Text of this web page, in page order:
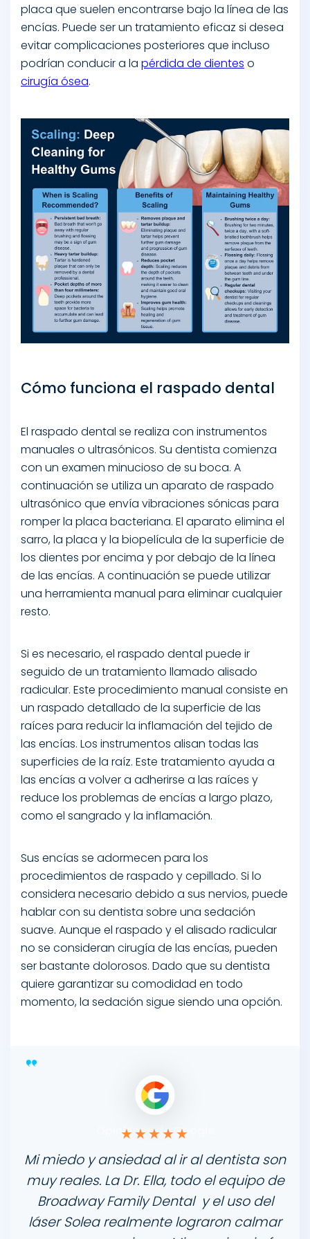
placa que suelen encontrarse bajo la línea de las
encías. Puede ser un tratamiento eficaz si desea
evitar complicaciones posteriores que incluso
podrían conducir a la pérdida de dientes o
cirugía ósea.
Cómo funciona el raspado dental
El raspado dental se realiza con instrumentos
manuales o ultrasónicos. Su dentista comienza
con un examen minucioso de su boca. A
continuación se utiliza un aparato de raspado
ultrasónico que envía vibraciones sónicas para
romper la placa bacteriana. El aparato elimina el
sarro, la placa y la biopelícula de la superficie de
los dientes por encima y por debajo de la línea
de las encías. A continuación se puede utilizar
una herramienta manual para eliminar cualquier
resto.
Si es necesario, el raspado dental puede ir
seguido de un tratamiento llamado alisado
radicular. Este procedimiento manual consiste en
un raspado detallado de la superficie de las
raíces para reducir la inflamación del tejido de
las encías. Los instrumentos alisan todas las
superficies de la raíz. Este tratamiento ayuda a
las encías a volver a adherirse a las raíces y
reduce los problemas de encías a largo plazo,
como el sangrado y la inflamación.
Sus encías se adormecen para los
procedimientos de raspado y cepillado. Si lo
considera necesario debido a sus nervios, puede
hablar con su dentista sobre una sedación
suave. Aunque el raspado y el alisado radicular
no se consideran cirugía de las encías, pueden
ser bastante dolorosos. Dado que su dentista
quiere garantizar su comodidad en todo
momento, la sedación sigue siendo una opción.
Opiniones de Google
Mi miedo y ansiedad al ir al dentista son
muy reales. La Dr. Ella, todo el equipo de
Broadway Family Dental y el uso del
láser Solea realmente lograron calmar